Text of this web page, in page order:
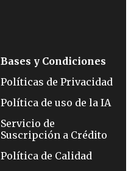
Bases y Condiciones
Políticas de Privacidad
Política de uso de la IA
Servicio de
Suscripción a Crédito
Política de Calidad